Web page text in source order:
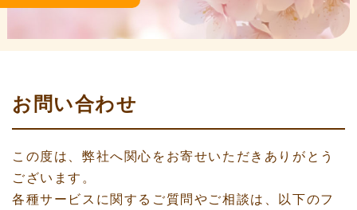
お問い合わせ
この度は、弊社へ関心をお寄せいただきありがとう
ございます。
各種サービスに関するご質問やご相談は、以下のフ